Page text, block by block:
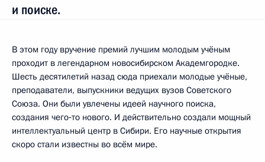
и поиске.
В этом году вручение премий лучшим молодым учёным
проходит в легендарном новосибирском Академгородке.
Шесть десятилетий назад сюда приехали молодые учёные,
преподаватели, выпускники ведущих вузов Советского
Союза. Они были увлечены идеей научного поиска,
создания чего‑то нового. И действительно создали мощный
интеллектуальный центр в Сибири. Его научные открытия
скоро стали известны во всём мире.